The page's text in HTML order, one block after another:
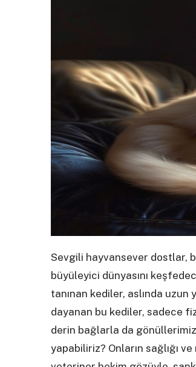
Sevgili hayvansever dostlar,
büyüleyici dünyasını
tanınan kediler, aslında uzun
dayanan bu kediler, sadece
derin bağlarla da gönüllerimizi
yapabiliriz? Onların sağlığı